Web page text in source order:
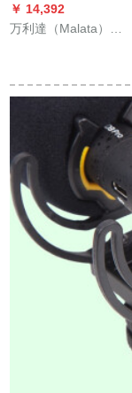
￥ 14,392
万利達（Malata）W-
ジッドを無線で持ち
ます。无线会议用の
公演スピチK歌マキを
持って、6つの手に持
ってきます。